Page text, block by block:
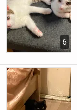
6